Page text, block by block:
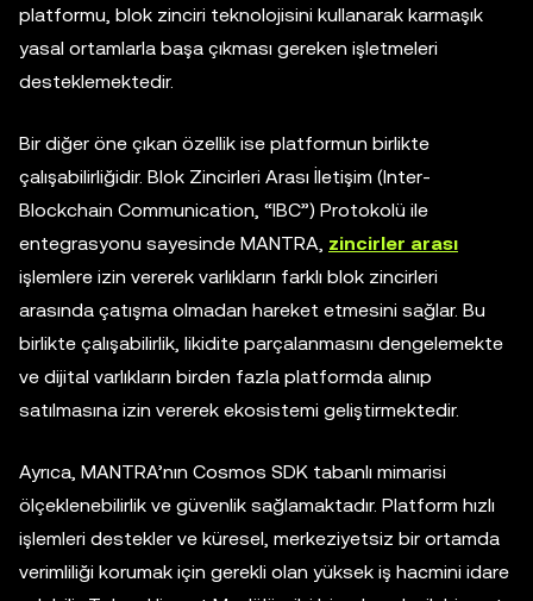
platformu, blok zinciri teknolojisini kullanarak karmaşık
yasal ortamlarla başa çıkması gereken işletmeleri
desteklemektedir.
Bir diğer öne çıkan özellik ise platformun birlikte
çalışabilirliğidir. Blok Zincirleri Arası İletişim (Inter-
Blockchain Communication, “IBC”) Protokolü ile
entegrasyonu sayesinde MANTRA, zincirler arası
işlemlere izin vererek varlıkların farklı blok zincirleri
arasında çatışma olmadan hareket etmesini sağlar. Bu
birlikte çalışabilirlik, likidite parçalanmasını dengelemekte
ve dijital varlıkların birden fazla platformda alınıp
satılmasına izin vererek ekosistemi geliştirmektedir.
Ayrıca, MANTRA’nın Cosmos SDK tabanlı mimarisi
ölçeklenebilirlik ve güvenlik sağlamaktadır. Platform hızlı
işlemleri destekler ve küresel, merkeziyetsiz bir ortamda
verimliliği korumak için gerekli olan yüksek iş hacmini idare